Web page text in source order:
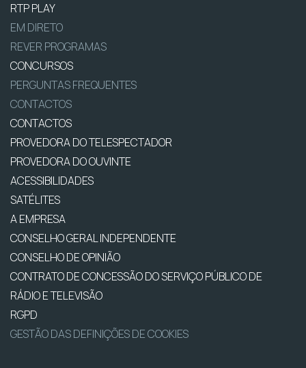
RTP PLAY
EM DIRETO
REVER PROGRAMAS
CONCURSOS
PERGUNTAS FREQUENTES
CONTACTOS
CONTACTOS
PROVEDORA DO TELESPECTADOR
PROVEDORA DO OUVINTE
ACESSIBILIDADES
SATÉLITES
A EMPRESA
CONSELHO GERAL INDEPENDENTE
CONSELHO DE OPINIÃO
CONTRATO DE CONCESSÃO DO SERVIÇO PÚBLICO DE
RÁDIO E TELEVISÃO
RGPD
GESTÃO DAS DEFINIÇÕES DE COOKIES